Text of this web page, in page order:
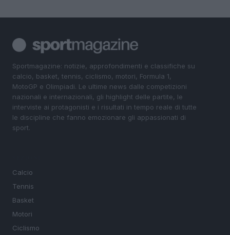
Sportmagazine: notizie, approfondimenti e classifiche su
calcio, basket, tennis, ciclismo, motori, Formula 1,
MotoGP e Olimpiadi. Le ultime news dalle competizioni
nazionali e internazionali, gli highlight delle partite, le
interviste ai protagonisti e i risultati in tempo reale di tutte
le discipline che fanno emozionare gli appassionati di
sport.
Calcio
Tennis
Basket
Motori
Ciclismo